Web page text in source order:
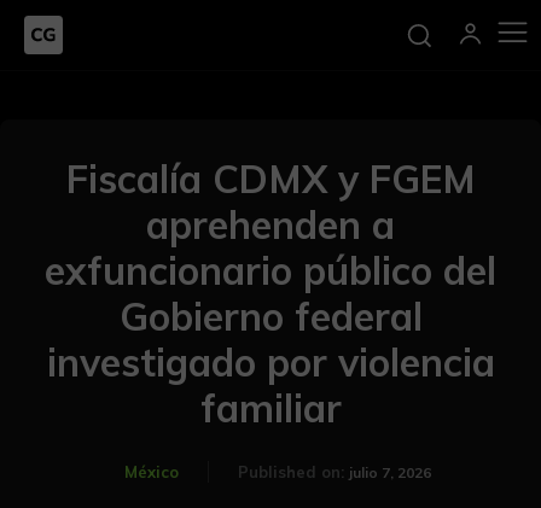
Fiscalía CDMX y FGEM
aprehenden a
exfuncionario público del
Gobierno federal
investigado por violencia
familiar
México Published on: julio 7, 2026